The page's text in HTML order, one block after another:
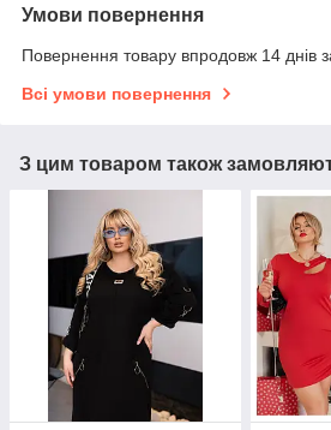
Умови повернення
Повернення товару впродовж 14 днів
Всі умови повернення
З цим товаром також